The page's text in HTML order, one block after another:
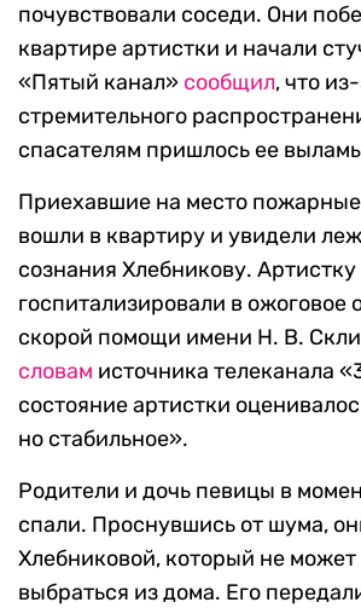
почувствовали соседи. Они
квартире артистки и начали
«Пятый канал» сообщил, что
стремительного
спасателям пришлось ее
Приехавшие на место
вошли в квартиру и увидели
сознания Хлебникову. Артистку
госпитализировали в ожоговое
скорой помощи имени Н. В.
словам источника телеканала
состояние артистки
но стабильное».
Родители и дочь певицы в
спали. Проснувшись от шума,
Хлебниковой, который не может
выбраться из дома. Его